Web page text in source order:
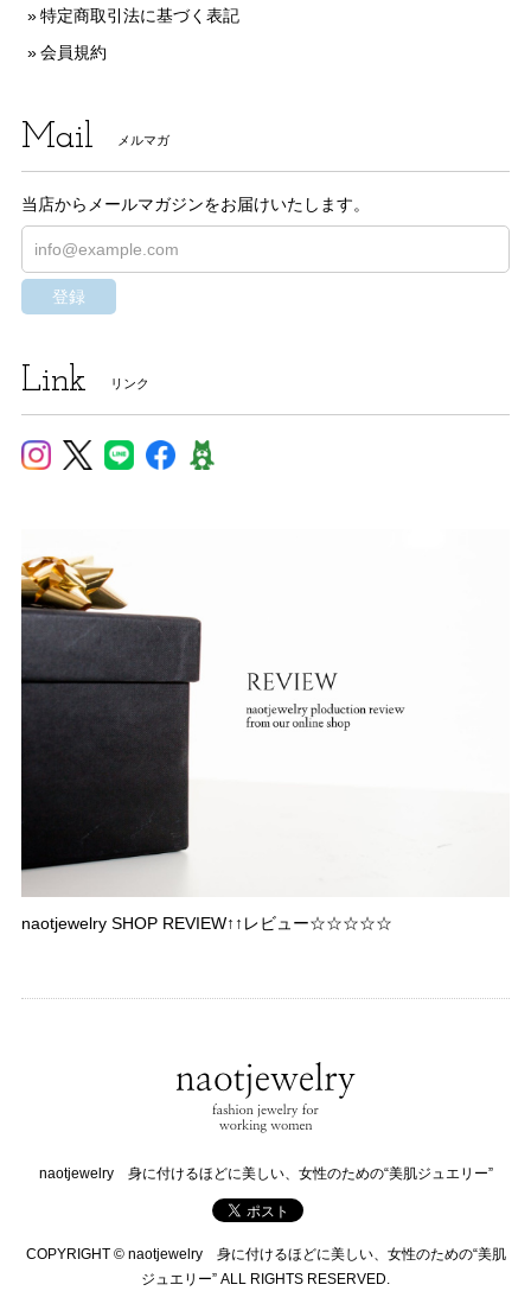
特定商取引法に基づく表記
会員規約
Mail メルマガ
当店からメールマガジンをお届けいたします。
登録
Link リンク
naotjewelry SHOP REVIEW↑↑レビュー☆☆☆☆☆
naotjewelry 身に付けるほどに美しい、女性のための“美肌ジュエリー”
COPYRIGHT © naotjewelry 身に付けるほどに美しい、女性のための“美肌
ジュエリー” ALL RIGHTS RESERVED.